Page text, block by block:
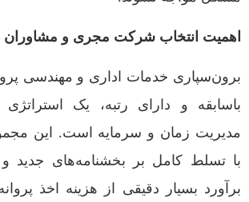
اهمیت انتخاب شرکت مجری و مشاوران
برون‌سپاری خدمات اداری و مهندسی
باسابقه و دارای رتبه، یک استراتژی
مدیریت زمان و سرمایه است. این
با تسلط کامل بر بخشنامه‌های جدید و